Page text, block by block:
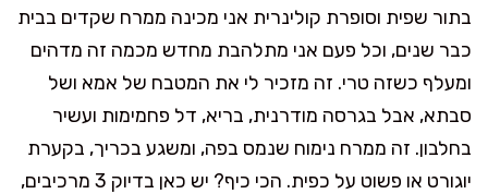
בתור שפית וסופרת קולינרית אני מכינה ממרח שקדים בבית
כבר שנים, וכל פעם אני מתלהבת מחדש מכמה זה מדהים
ומעלף כשזה טרי. זה מזכיר לי את המטבח של אמא ושל
סבתא, אבל בגרסה מודרנית, בריא, דל פחמימות ועשיר
בחלבון. זה ממרח נימוח שנמס בפה, ומשגע בכריך, בקערת
יוגורט או פשוט על כפית. הכי כיף? יש כאן בדיוק 3 מרכיבים,